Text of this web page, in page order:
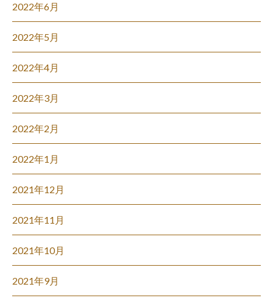
2022年6月
2022年5月
2022年4月
2022年3月
2022年2月
2022年1月
2021年12月
2021年11月
2021年10月
2021年9月